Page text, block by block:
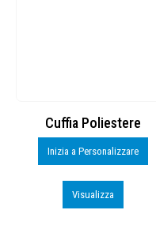
Cuffia Poliestere
Inizia a Personalizzare
Visualizza